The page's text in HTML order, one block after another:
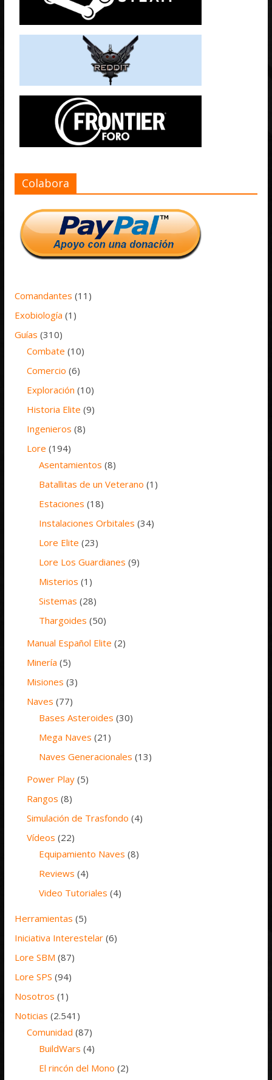
Colabora
Comandantes (11)
Exobiología (1)
Guías (310)
Combate (10)
Comercio (6)
Exploración (10)
Historia Elite (9)
Ingenieros (8)
Lore (194)
Asentamientos (8)
Batallitas de un Veterano (1)
Estaciones (18)
Instalaciones Orbitales (34)
Lore Elite (23)
Lore Los Guardianes (9)
Misterios (1)
Sistemas (28)
Thargoides (50)
Manual Español Elite (2)
Minería (5)
Misiones (3)
Naves (77)
Bases Asteroides (30)
Mega Naves (21)
Naves Generacionales (13)
Power Play (5)
Rangos (8)
Simulación de Trasfondo (4)
Vídeos (22)
Equipamiento Naves (8)
Reviews (4)
Video Tutoriales (4)
Herramientas (5)
Iniciativa Interestelar (6)
Lore SBM (87)
Lore SPS (94)
Nosotros (1)
Noticias (2.541)
Comunidad (87)
BuildWars (4)
El rincón del Mono (2)